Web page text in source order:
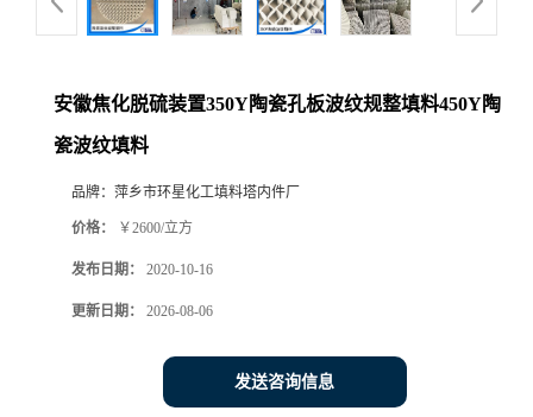
安徽焦化脱硫装置350Y陶瓷孔板波纹规整填料450Y陶
瓷波纹填料
品牌： 萍乡市环星化工填料塔内件厂
价格： ￥2600/立方
发布日期： 2020-10-16
更新日期： 2026-08-06
发送咨询信息